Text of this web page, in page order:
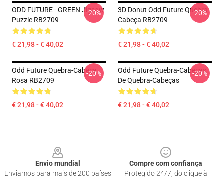
ODD FUTURE - GREEN Jigsaw
Puzzle RB2709
€ 21,98 - € 40,02
-20%
3D Donut Odd Future Quebra-
Cabeça RB2709
€ 21,98 - € 40,02
-20%
Odd Future Quebra-Cabeça
Rosa RB2709
€ 21,98 - € 40,02
-20%
Odd Future Quebra-Cabeças
De Quebra-Cabeças
€ 21,98 - € 40,02
-20%
Envio mundial
Enviamos para mais de 200 países
Compre com confiança
Protegido 24/7, do clique à